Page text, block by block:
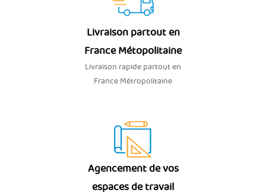
Livraison partout en
France Métopolitaine
Livraison rapide partout en
France Métropolitaine
Agencement de vos
espaces de travail